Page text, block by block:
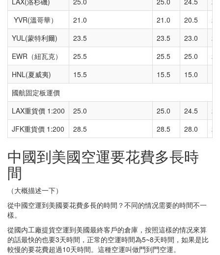
YVR(溫哥華）
21.0 21.0 20.5
YUL(蒙特利爾)
23.5 23.5 23.0
EWR（紐瓦克）
25.5 25.5 25.0
HNL(夏威夷)
15.5 15.5 15.0
國航固定板運價
LAX重貨價 1:200
25.0 25.0 24.5
JFK重貨價 1:200
28.5 28.5 28.0
中國到美國空運要花費多長時
間
（大概描述一下）
從中國空運到美國要花費多長的時間？不同的情况需要的時間不一
樣。
從國内工廠提貨空運到美國最終客戶的倉庫，按照這樣的情况來算
的話最快的也要3天時間，正常的空運時間為5~8天時間，如果是比
較慢的要花費超過10天時間。這種空運叫做門到門空運。